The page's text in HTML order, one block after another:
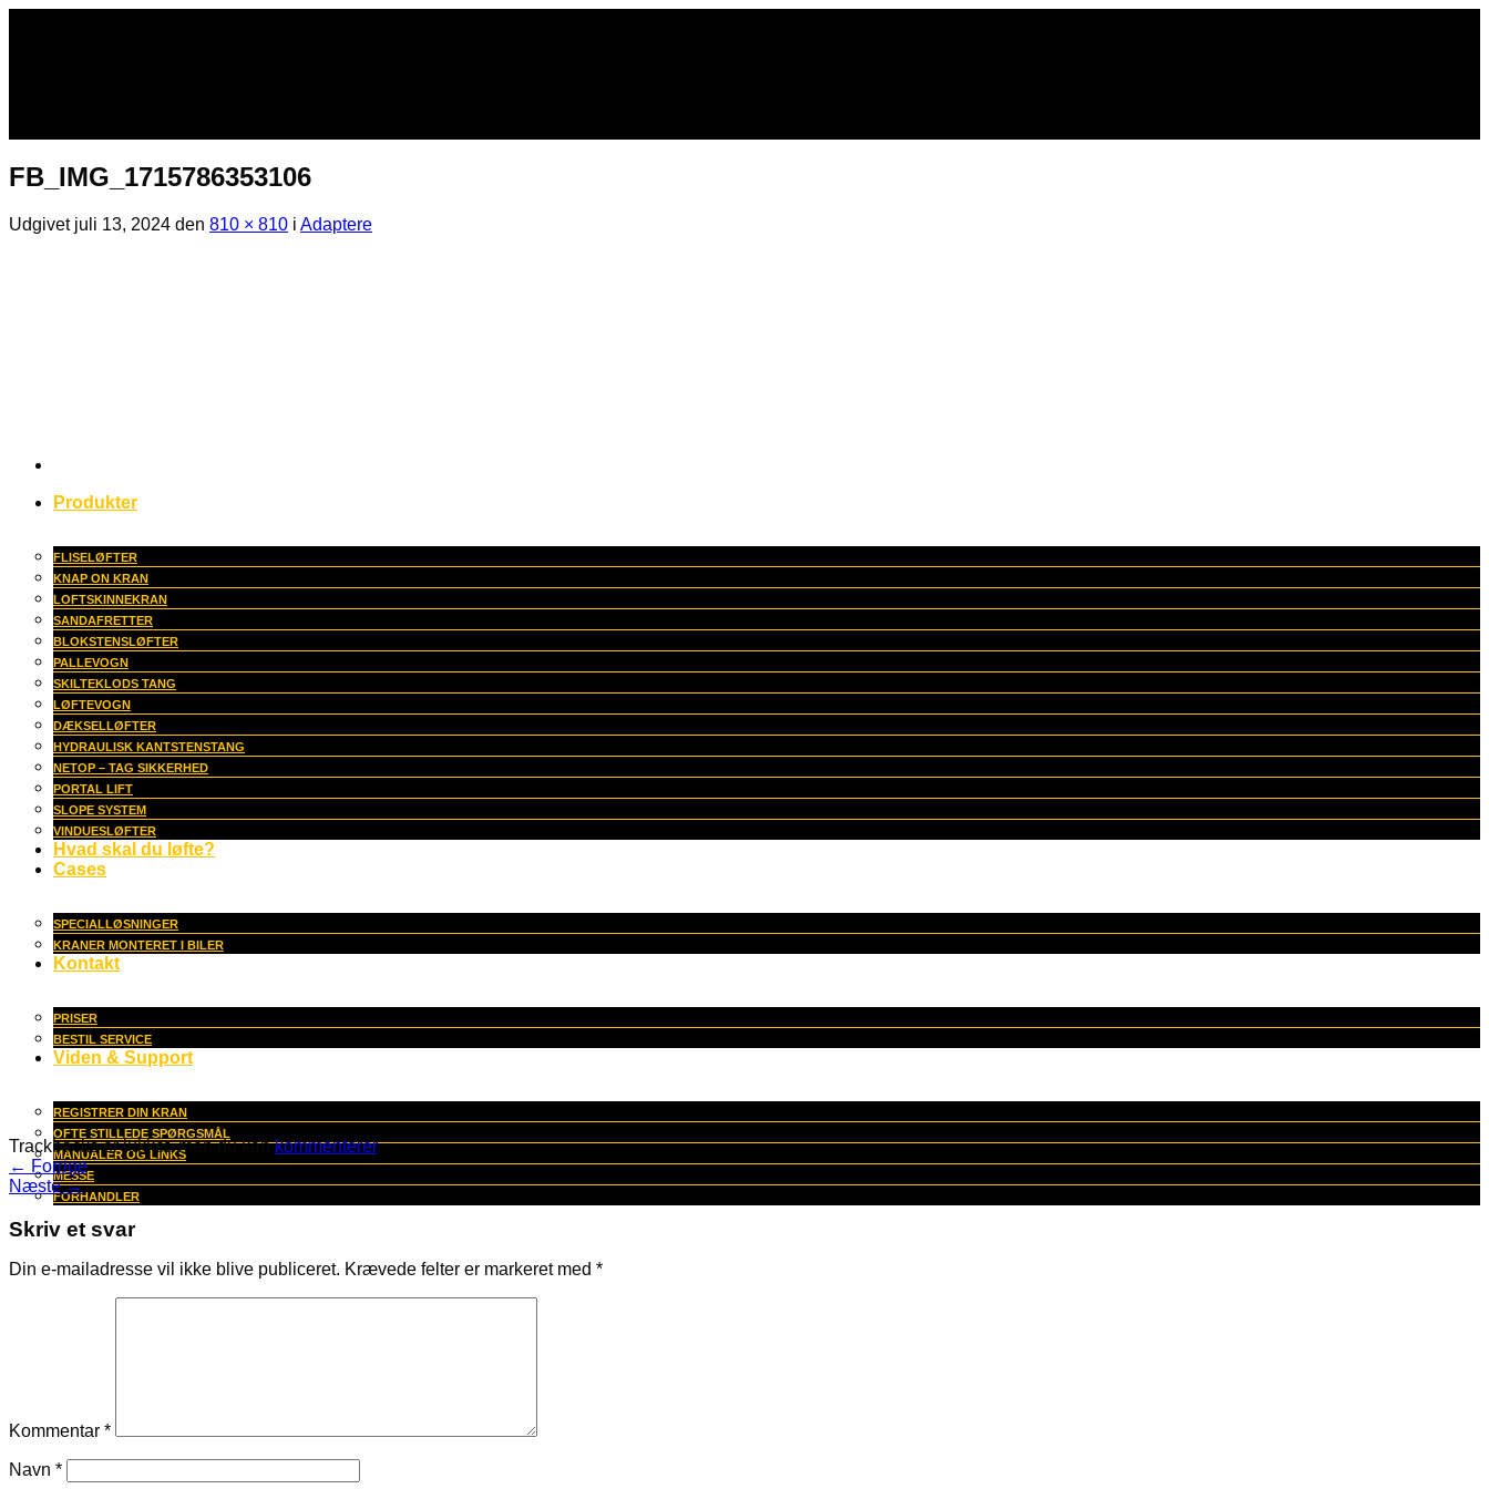
Produkter
FLISELØFTER
KNAP ON KRAN
LOFTSKINNEKRAN
SANDAFRETTER
BLOKSTENSLØFTER
PALLEVOGN
SKILTEKLODS TANG
LØFTEVOGN
DÆKSELLØFTER
HYDRAULISK KANTSTENSTANG
NETOP – TAG SIKKERHED
PORTAL LIFT
SLOPE SYSTEM
VINDUESLØFTER
Hvad skal du løfte?
Cases
SPECIALLØSNINGER
KRANER MONTERET I BILER
Kontakt
PRISER
BESTIL SERVICE
Viden & Support
REGISTRER DIN KRAN
OFTE STILLEDE SPØRGSMÅL
MANUALER OG LINKS
MESSE
FORHANDLER
FB_IMG_1715786353106
Udgivet juli 13, 2024 den 810 × 810 i Adaptere
Trackbacks er lukket, men du kankommenterer.
← Forrige
Næste→
Skriv et svar
Din e-mailadresse vil ikke blive publiceret. Krævede felter er markeret med *
Kommentar *
Navn *